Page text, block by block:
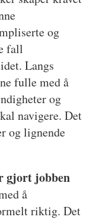
og
fall
Langs
fulle med å
og
navigere. Det
og lignende
gjort jobben
å
riktig. Det